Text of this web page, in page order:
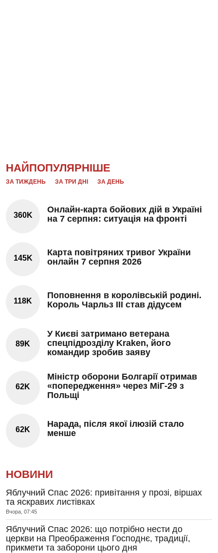
НАЙПОПУЛЯРНІШЕ
ЗА ТИЖДЕНЬ ЗА ТРИ ДНІ ЗА ДЕНЬ
360K
Онлайн-карта бойових дій в Україні
на 7 серпня: ситуація на фронті
145K
Карта повітряних тривог України
онлайн 7 серпня 2026
118K
Поповнення в королівській родині.
Король Чарльз III став дідусем
89K
У Києві затримано ветерана
спецпідрозділу Kraken, його
командир зробив заяву
62K
Міністр оборони Болгарії отримав
«попередження» через МіГ-29 з
Польщі
62K
Нарада, після якої ілюзій стало
менше
НОВИНИ
Яблучний Спас 2026: привітання у прозі, віршах
та яскравих листівках
Вчора, 07:45
Яблучний Спас 2026: що потрібно нести до
церкви на Преображення Господнє, традиції,
прикмети та заборони цього дня